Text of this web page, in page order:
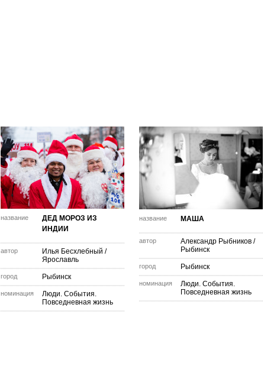
название
ДЕД МОРОЗ ИЗ
ИНДИИ
автор Илья Бесхлебный /
Ярославль
город Рыбинск
номинация
Люди. События.
Повседневная жизнь
название МАША
автор Александр Рыбников /
Рыбинск
город Рыбинск
номинация
Люди. События.
Повседневная жизнь